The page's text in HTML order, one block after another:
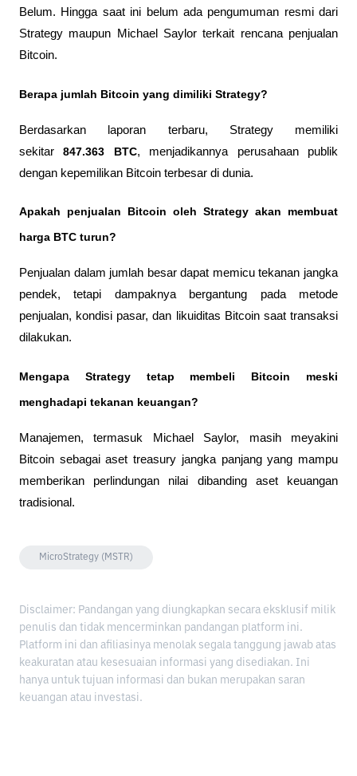
Belum. Hingga saat ini belum ada pengumuman resmi dari
Strategy maupun Michael Saylor terkait rencana penjualan
Bitcoin.
Berapa jumlah Bitcoin yang dimiliki Strategy?
Berdasarkan laporan terbaru, Strategy memiliki
sekitar 847.363 BTC, menjadikannya perusahaan publik
dengan kepemilikan Bitcoin terbesar di dunia.
Apakah penjualan Bitcoin oleh Strategy akan membuat
harga BTC turun?
Penjualan dalam jumlah besar dapat memicu tekanan jangka
pendek, tetapi dampaknya bergantung pada metode
penjualan, kondisi pasar, dan likuiditas Bitcoin saat transaksi
dilakukan.
Mengapa Strategy tetap membeli Bitcoin meski
menghadapi tekanan keuangan?
Manajemen, termasuk Michael Saylor, masih meyakini
Bitcoin sebagai aset treasury jangka panjang yang mampu
memberikan perlindungan nilai dibanding aset keuangan
tradisional.
MicroStrategy (MSTR)
Disclaimer: Pandangan yang diungkapkan secara eksklusif milik
penulis dan tidak mencerminkan pandangan platform ini.
Platform ini dan afiliasinya menolak segala tanggung jawab atas
keakuratan atau kesesuaian informasi yang disediakan. Ini
hanya untuk tujuan informasi dan bukan merupakan saran
keuangan atau investasi.